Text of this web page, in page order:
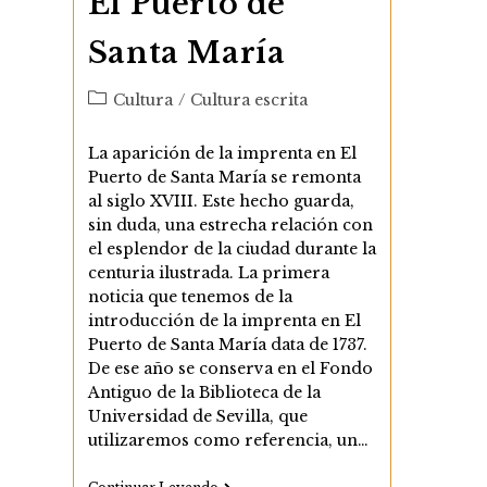
Santa María
Categoría
la
entrada:
Cultura / Cultura escrita
La aparición de la imprenta en El
Puerto de Santa María se remonta
al siglo XVIII. Este hecho guarda,
sin duda, una estrecha relación con
el esplendor de la ciudad durante la
centuria ilustrada. La primera
noticia que tenemos de la
introducción de la imprenta en El
Puerto de Santa María data de 1737.
De ese año se conserva en el Fondo
Antiguo de la Biblioteca de la
Universidad de Sevilla, que
utilizaremos como referencia, un…